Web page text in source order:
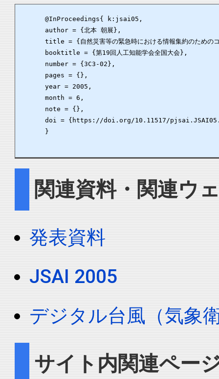
      @InProceedings{ k:jsai05,
      author = {北本 朝展},
title = {自然災害等の緊急時における情報集約のための
      booktitle = {第19回人工知能学会全国大会},
      number = {3C3-02},
      pages = {},
      year = 2005,
      month = 6,
      note = {},
doi = {https://doi.org/10.11517/
      }
関連資料・関連ウ
発表資料
JSAI 2005
デジタル台風（気象
サイト内関連ペー